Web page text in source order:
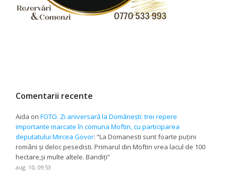
Comentarii recente
Aida onFOTO. Zi aniversară la Domănești: trei repere
importante marcate în comuna Moftin, cu participarea
deputatului Mircea Govor: “La Domanesti sunt foarte puțini
români și deloc pesedisti. Primarul din Moftin vrea lacul de 100
hectare,și multe altele. Bandiți”
aug. 10, 09:53